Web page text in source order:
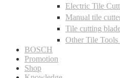
Electric Tile
Manual tile
Tile cutting blade
Other Tile
BOSCH
Promotion
Shop